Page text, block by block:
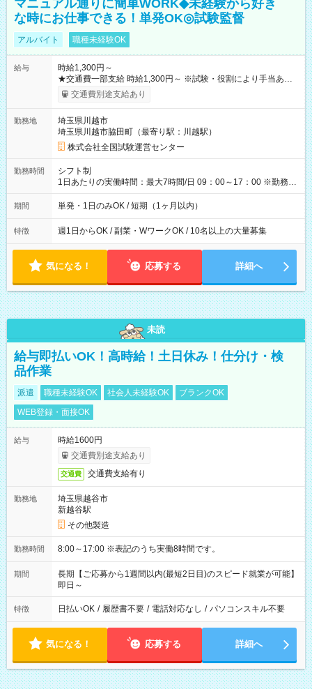
マニュアル通りに簡単WORK◆未経験から好き
な時にお仕事できる！単発OK◎試験監督
アルバイト 職種未経験OK
給与
時給1,300円～
★交通費一部支給 時給1,300円～ ※試験・役割により手当あり
※勤務回数により昇給あり 【即給（前払い）オプションあ
り！】 希望される場合、勤務から1週間ほどで給与の一部を受け
例】 ・河合塾模擬試験 8:30～17:30（休憩1時間） 時給1,300円
×8時間＝日収10,400円＋交通費 ※当日の役割により時給＋100
円の場合あり ・国家試験 7:00～13:30（休憩なし） 時給1,300
円（役割手当＋100円）×6時間＝日収8,400円＋交通費 【試用期
間】試用期間なし
交通費別途支給あり
勤務地
埼玉県川越市
埼玉県川越市脇田町（最寄り駅：川越駅）
株式会社全国試験運営センター
勤務時間
シフト制
1日あたりの実働時間：最大7時間/日 09：00～17：00 ※勤務時
間は 試験により異なります。
期間 単発・1日のみOK / 短期（1ヶ月以内）
特徴 週1日からOK / 副業・WワークOK / 10名以上の大量募集
気になる！ 応募する 詳細へ
未読
給与即払いOK！高時給！土日休み！仕分け・検
品作業
派遣 職種未経験OK 社会人未経験OK
ブランクOK
WEB登録・面接OK
給与
時給1600円
交通費別途支給あり
交通費 交通費支給有り
勤務地
埼玉県越谷市
新越谷駅
その他製造
勤務時間 8:00～17:00 ※表記のうち実働8時間です。
期間
長期【ご応募から1週間以内(最短2日目)のスピード就業が可能】
即日～
特徴 日払いOK / 履歴書不要 / 電話対応なし / パソコンスキル不要
気になる！ 応募する 詳細へ